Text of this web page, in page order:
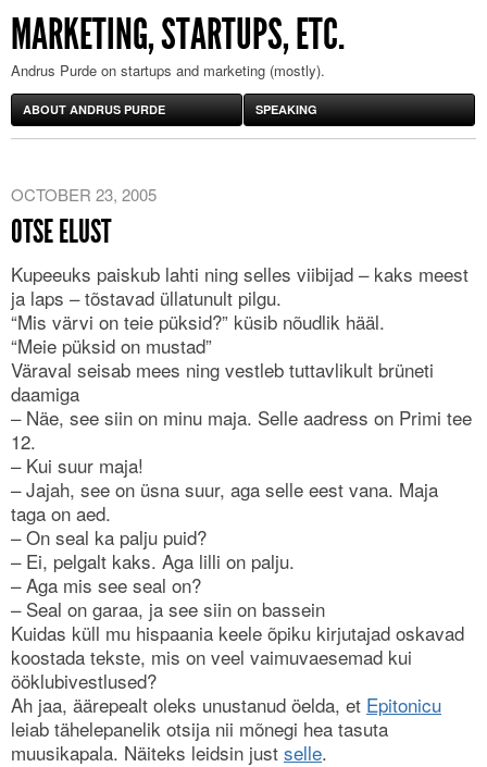
MARKETING, STARTUPS, ETC.
Andrus Purde on startups and marketing (mostly).
ABOUT ANDRUS PURDE SPEAKING
OCTOBER 23, 2005
OTSE ELUST
Kupeeuks paiskub lahti ning selles viibijad – kaks meest
ja laps – tõstavad üllatunult pilgu.
“Mis värvi on teie püksid?” küsib nõudlik hääl.
“Meie püksid on mustad”
Väraval seisab mees ning vestleb tuttavlikult brüneti
daamiga
– Näe, see siin on minu maja. Selle aadress on Primi tee
12.
– Kui suur maja!
– Jajah, see on üsna suur, aga selle eest vana. Maja
taga on aed.
– On seal ka palju puid?
– Ei, pelgalt kaks. Aga lilli on palju.
– Aga mis see seal on?
– Seal on garaa, ja see siin on bassein
Kuidas küll mu hispaania keele õpiku kirjutajad oskavad
koostada tekste, mis on veel vaimuvaesemad kui
ööklubivestlused?
Ah jaa, äärepealt oleks unustanud öelda, et Epitonicu
leiab tähelepanelik otsija nii mõnegi hea tasuta
muusikapala. Näiteks leidsin just selle.